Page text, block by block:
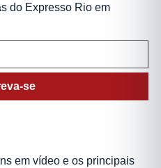
do Expresso Rio em
se
em vídeo e os principais